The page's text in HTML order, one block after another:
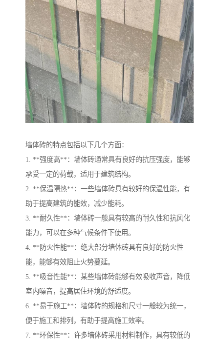
墙体砖的特点包括以下几个方面：
1. **强度高**：墙体砖通常具有良好的抗压强度，能够
承受一定的荷载，适用于建筑结构。
2. **保温隔热**：一些墙体砖具有较好的保温性能，有
助于提高建筑的能效，减少能耗。
3. **耐久性**：墙体砖一般具有较高的耐久性和抗风化
能力，可以在多种气候条件下使用。
4. **防火性能**：绝大部分墙体砖具有良好的防火性
能，能够有效阻止火势蔓延。
5. **吸音性能**：某些墙体砖能够有效吸收声音，降低
室内噪音，提高居住环境的舒适度。
6. **易于施工**：墙体砖的规格和尺寸一般较为统一，
便于施工和排列，有助于提高施工效率。
7. **环保性**：许多墙体砖采用材料制作，具有较低的